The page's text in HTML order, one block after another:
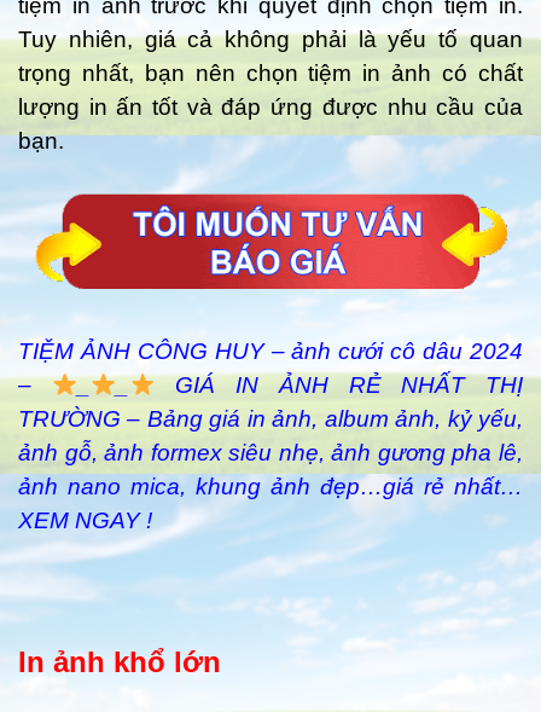
Tuy nhiên, giá cả không phải là yếu tố quan
trọng nhất, bạn nên chọn tiệm in ảnh có chất
lượng in ấn tốt và đáp ứng được nhu cầu của
bạn.
TIỆM ẢNH CÔNG HUY – ảnh cưới cô dâu 2024
–
_ _
GIÁ IN ẢNH RẺ NHẤT THỊ
TRƯỜNG – Bảng giá in ảnh, album ảnh, kỷ yếu,
ảnh gỗ, ảnh formex siêu nhẹ, ảnh gương pha lê,
ảnh nano mica, khung ảnh đẹp…giá rẻ nhất…
XEM NGAY !
In ảnh khổ lớn